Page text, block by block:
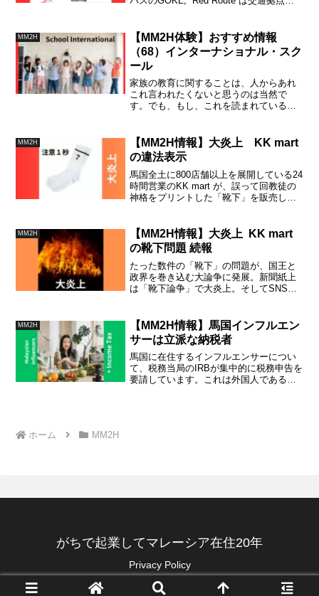
路線です。
MM2H
【MM2H体験】おすすめ情報
（68）インターナショナル・スク
ール
家族の教育に関することは、人からあれ
これ言われたくないと思うのは当然で
す。でも、もし、これを読まれているご
ながら、わざわざ日本人学校に拘る理由
は無いと思っています。（ご参考まで）
MM2H
【MM2H情報】大炎上 KK mart
の違法表示
馬国全土に800店舗以上を展開している24
時間営業のKK mart が、誤って回教徒の
神格をプリントした「靴下」を販売して
罪しただけでは収まりがつきません。
MM2H
【MM2H情報】大炎上 KK mart
の靴下問題 続報
たった数件の「靴下」の問題が、国王と
政界を巻き込む大論争に発展。新聞紙上
は「靴下論争」で大炎上。そしてSNSで
ましたが、どうも反動が大きいようで、
心配になってきました。
MM2H
【MM2H情報】馬国インフルエン
サーは立派な納税者
馬国に在住するインフルエンサーについ
て、税務当局のIRBが集中的に税務申告を
要請しています。これは外国人である日
ホーム MM2H
がちで起業してマレーシア在住20年
Privacy Policy
one-digi-one.com